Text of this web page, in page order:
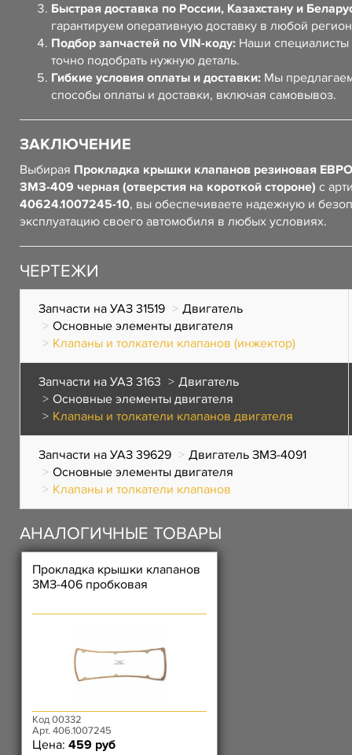
Быстрая доставка по России, Казахстану и
гарантируем оперативную доставку в любой
Подбор запчастей по VIN-коду: Наши специалисты
точно подобрать нужную деталь.
Гибкие условия оплаты и доставки: Мы
способы оплаты и доставки, включая самовывоз.
ЗАКЛЮЧЕНИЕ
Выбирая Прокладка крышки клапанов резиновая
ЗМЗ-409 черная (отверстия на короткой стороне) с
40624.1007245-10, вы обеспечиваете надежную и
эксплуатацию своего автомобиля в любых условиях.
ЧЕРТЕЖИ
Запчасти на УАЗ 31519
Двигатель
Основные элементы двигателя
Клапаны и толкатели клапанов (инжектор)
Запчасти на УАЗ 3163
Двигатель
Основные элементы двигателя
Клапаны и толкатели клапанов двигателя
Запчасти на УАЗ 39629
Двигатель ЗМЗ-4091
Основные элементы двигателя
Клапаны и толкатели клапанов
АНАЛОГИЧНЫЕ ТОВАРЫ
Прокладка крышки клапанов
ЗМЗ-406 пробковая
Код 00332
Арт. 406.1007245
Цена: 459 руб